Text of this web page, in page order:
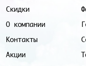
Скидки
О компании
Контакты
Акции